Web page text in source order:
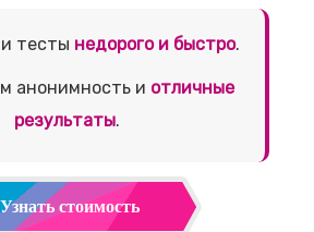
тесты недорого и быстро.
анонимность и отличные
результаты.
Узнать стоимость